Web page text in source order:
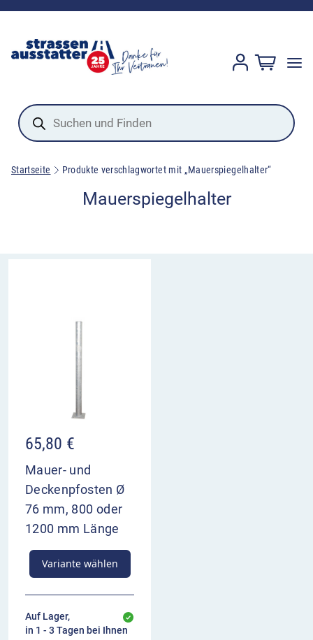
Products
search
Startseite Produkte verschlagwortet mit „Mauerspiegelhalter“
Mauerspiegelhalter
65,80 €
Mauer- und
Deckenpfosten Ø
76 mm, 800 oder
1200 mm Länge
Variante wählen
Auf Lager,
in 1 - 3 Tagen bei Ihnen